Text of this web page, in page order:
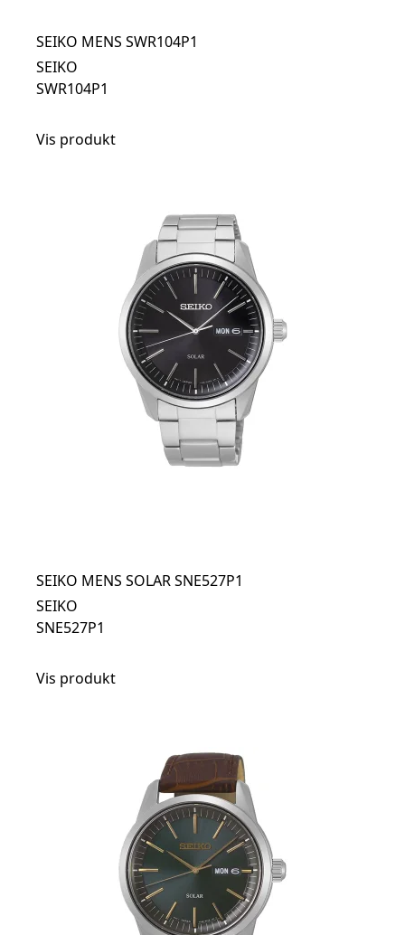
SEIKO MENS SWR104P1
SEIKO
SWR104P1
Vis produkt
SEIKO MENS SOLAR SNE527P1
SEIKO
SNE527P1
Vis produkt